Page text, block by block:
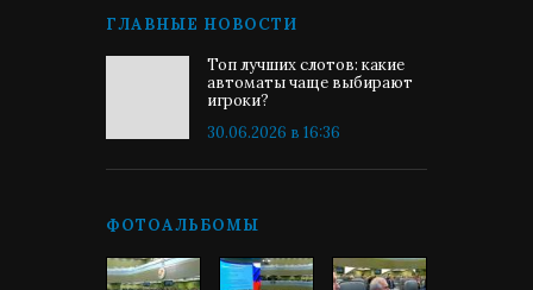
ГЛАВНЫЕ НОВОСТИ
Топ лучших слотов: какие
автоматы чаще выбирают
игроки?
30.06.2026 в 16:36
ФОТОАЛЬБОМЫ